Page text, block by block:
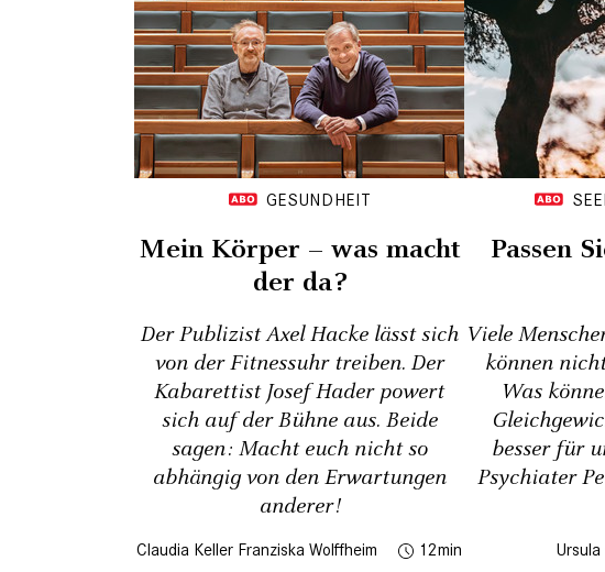
GESUNDHEIT
Mein Körper – was macht
der da?
Der Publizist Axel Hacke lässt sich
von der Fitnessuhr treiben. Der
Kabarettist Josef Hader powert
sich auf der Bühne aus. Beide
sagen: Macht euch nicht so
abhängig von den Erwartungen
anderer!
Claudia Keller Franziska Wolffheim 12
Passen
Viele
können
Was
besser für
Psychiater